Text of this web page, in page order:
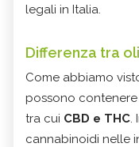
legali in Italia.
Differenza tra
Come abbiamo
possono
tra cui CBD e THC.
cannabinoidi nelle